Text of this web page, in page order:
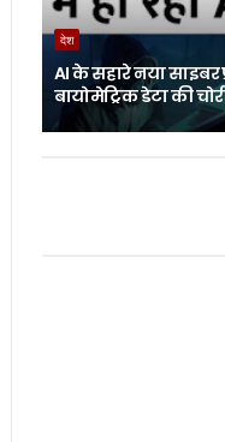
देश
AI के सहारे नया साइबर
बायोमेट्रिक डेटा की